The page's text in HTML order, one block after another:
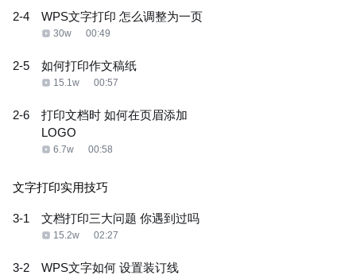
2-4 WPS文字打印 怎么调整为一页
30w 00:49
2-5 如何打印作文稿纸
15.1w 00:57
2-6
打印文档时 如何在页眉添加
LOGO
6.7w 00:58
文字打印实用技巧
3-1 文档打印三大问题 你遇到过吗
15.2w 02:27
3-2 WPS文字如何 设置装订线